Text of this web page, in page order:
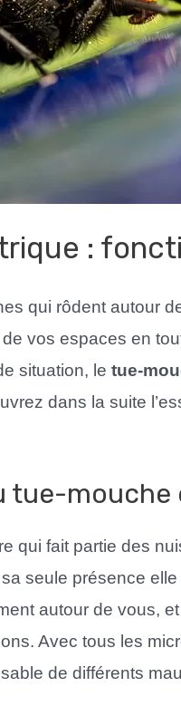
:
qui rôdent autour
vos espaces en
situation, le tue-
dans la suite
tue-mouche
qui fait partie des
seule présence
autour de vous,
Avec tous les
de différents